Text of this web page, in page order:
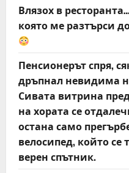
Влязох в
която ме разтърси
Пенсионерът спря,
дръпнал невидима
Сивата витрина
на хората се
остана само
велосипед, който се
верен спътник.